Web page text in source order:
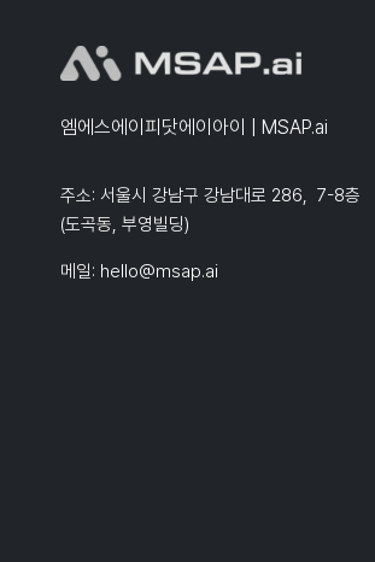
엠에스에이피닷에이아이 | MSAP.ai
주소: 서울시 강남구 강남대로 286, 7-8층
(도곡동, 부영빌딩)
메일: hello@msap.ai